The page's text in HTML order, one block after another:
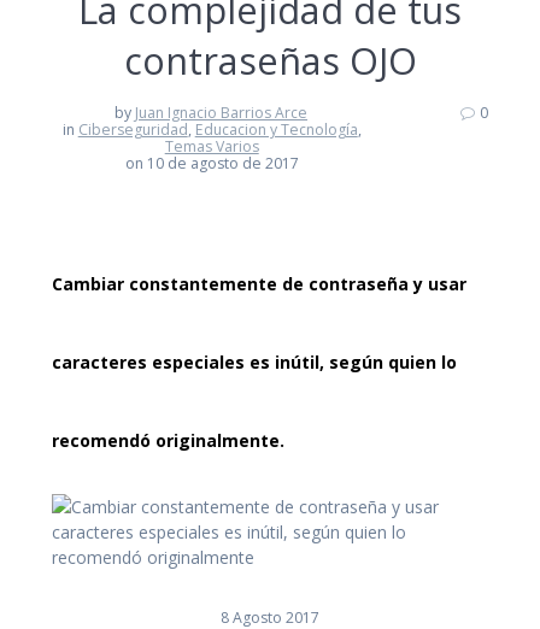
contraseñas OJO
by Juan Ignacio Barrios Arce
in Ciberseguridad, Educacion y Tecnología,
Temas Varios
on 10 de agosto de 2017
0
Cambiar constantemente de contraseña y usar
caracteres especiales es inútil, según quien lo
recomendó originalmente.
8 Agosto 2017